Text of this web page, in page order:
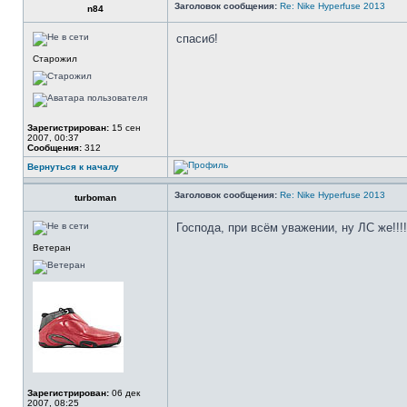
n84 Заголовок сообщения: Re: Nike Hyperfuse 2013
Старожил
Зарегистрирован: 15 сен
2007, 00:37
Сообщения: 312
спасиб!
Вернуться к началу
turboman Заголовок сообщения: Re: Nike Hyperfuse 2013
Ветеран
Зарегистрирован: 06 дек
2007, 08:25
Господа, при всём уважении, ну ЛС